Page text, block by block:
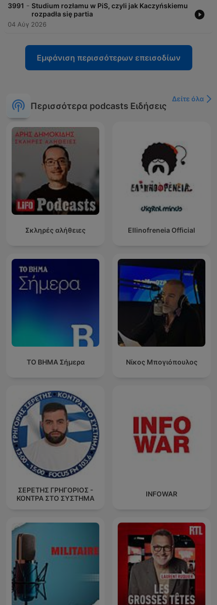
3991 - Studium rozłamu w PiS, czyli jak Kaczyńskiemu
rozpadła się partia
04 Αύγ 2026
Εμφάνιση περισσότερων επεισοδίων
Περισσότερα podcasts Ειδήσεις
Δείτε όλα
Σκληρές αλήθειες Ellinofreneia Official
ΤΟ ΒΗΜΑ Σήμερα Νίκος Μπογιόπουλος
ΣΕΡΕΤΗΣ ΓΡΗΓΟΡΙΟΣ -
ΚΟΝΤΡΑ ΣΤΟ ΣΥΣΤΗΜΑ
INFOWAR